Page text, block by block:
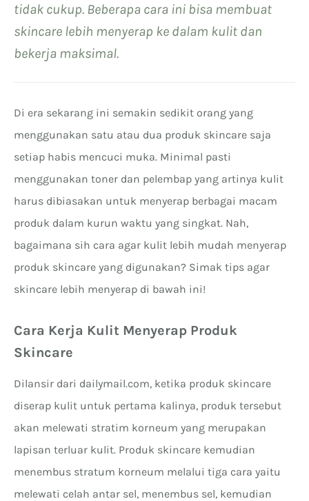
tidak cukup. Beberapa cara ini bisa membuat
skincare lebih menyerap ke dalam kulit dan
bekerja maksimal.
Di era sekarang ini semakin sedikit orang yang
menggunakan satu atau dua produk skincare saja
setiap habis mencuci muka. Minimal pasti
menggunakan toner dan pelembap yang artinya kulit
harus dibiasakan untuk menyerap berbagai macam
produk dalam kurun waktu yang singkat. Nah,
bagaimana sih cara agar kulit lebih mudah menyerap
produk skincare yang digunakan? Simak tips agar
skincare lebih menyerap di bawah ini!
Cara Kerja Kulit Menyerap Produk
Skincare
Dilansir dari dailymail.com, ketika produk skincare
diserap kulit untuk pertama kalinya, produk tersebut
akan melewati stratim korneum yang merupakan
lapisan terluar kulit. Produk skincare kemudian
menembus stratum korneum melalui tiga cara yaitu
melewati celah antar sel, menembus sel, kemudian